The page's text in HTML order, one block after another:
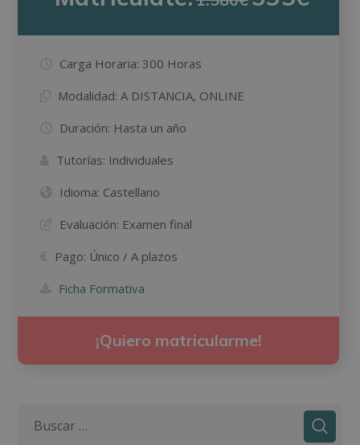
Carga Horaria: 300 Horas
Modalidad: A DISTANCIA, ONLINE
Duración: Hasta un año
Tutorías: Individuales
Idioma: Castellano
Evaluación: Examen final
Pago: Único / A plazos
Ficha Formativa
¡Quiero matricularme!